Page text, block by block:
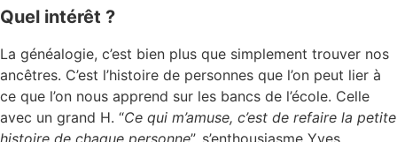
Quel intérêt ?
La généalogie, c’est bien plus que simplement trouver nos
ancêtres. C’est l’histoire de personnes que l’on peut lier à
ce que l’on nous apprend sur les bancs de l’école. Celle
avec un grand H. “Ce qui m’amuse, c’est de refaire la petite
histoire de chaque personne”, s’enthousiasme Yves.